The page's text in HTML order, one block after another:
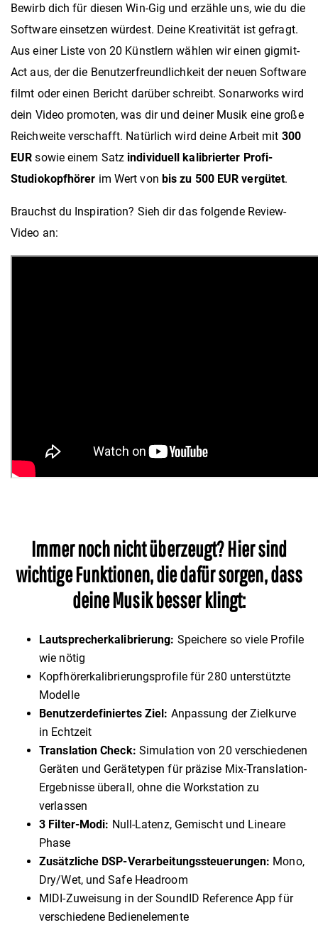
Bewirb dich für diesen Win-Gig und erzähle uns, wie du die
Software einsetzen würdest. Deine Kreativität ist gefragt.
Aus einer Liste von 20 Künstlern wählen wir einen gigmit-
Act aus, der die Benutzerfreundlichkeit der neuen Software
filmt oder einen Bericht darüber schreibt. Sonarworks wird
dein Video promoten, was dir und deiner Musik eine große
Reichweite verschafft. Natürlich wird deine Arbeit mit 300
EUR sowie einem Satz individuell kalibrierter Profi-
Studiokopfhörer im Wert von bis zu 500 EUR vergütet.
Brauchst du Inspiration? Sieh dir das folgende Review-
Video an:
Immer noch nicht überzeugt? Hier sind
wichtige Funktionen, die dafür sorgen, dass
deine Musik besser klingt:
Lautsprecherkalibrierung: Speichere so viele Profile
wie nötig
Kopfhörerkalibrierungsprofile für 280 unterstützte
Modelle
Benutzerdefiniertes Ziel: Anpassung der Zielkurve
in Echtzeit
Translation Check: Simulation von 20 verschiedenen
Geräten und Gerätetypen für präzise Mix-Translation-
Ergebnisse überall, ohne die Workstation zu
verlassen
3 Filter-Modi: Null-Latenz, Gemischt und Lineare
Phase
Zusätzliche DSP-Verarbeitungssteuerungen: Mono,
Dry/Wet, und Safe Headroom
MIDI-Zuweisung in der SoundID Reference App für
verschiedene Bedienelemente